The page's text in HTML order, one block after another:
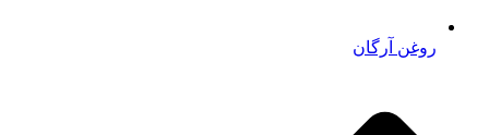
روغن آرگان